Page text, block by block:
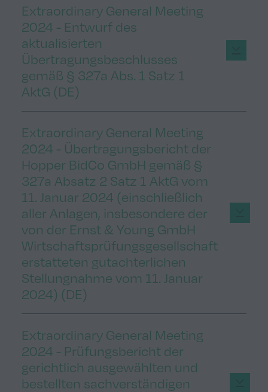
Extraordinary General Meeting
2024 - Entwurf des
aktualisierten
Übertragungsbeschlusses
gemäß § 327a Abs. 1 Satz 1
AktG (DE)
Extraordinary General Meeting
2024 - Übertragungsbericht der
Hopper BidCo GmbH gemäß §
327a Absatz 2 Satz 1 AktG vom
11. Januar 2024 (einschließlich
aller Anlagen, insbesondere der
von der Ernst & Young GmbH
Wirtschaftsprüfungsgesellschaft
erstatteten gutachterlichen
Stellungnahme vom 11. Januar
2024) (DE)
Extraordinary General Meeting
2024 - Prüfungsbericht der
gerichtlich ausgewählten und
bestellten sachverständigen